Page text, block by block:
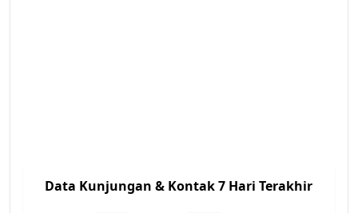
Data Kunjungan & Kontak 7 Hari Terakhir